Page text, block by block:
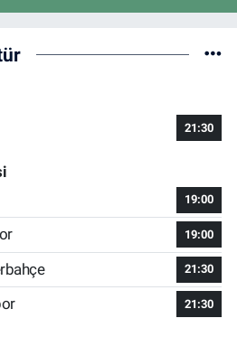
21:30
19:00
19:00
21:30
21:30